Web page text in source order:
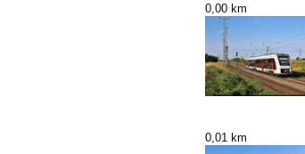
0,00 km
0,01 km